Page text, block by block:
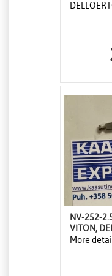
NV-252-
More